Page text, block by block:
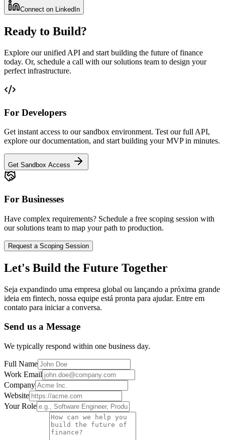
Connect on LinkedIn
Ready to Build?
Explore our unified API and start building the future of finance
today. Or, schedule a call with our solutions team to design your
perfect infrastructure.
For Developers
Get instant access to our sandbox environment. Test our full API,
explore our documentation, and start building your MVP in minutes.
Get Sandbox Access
For Businesses
Have complex requirements? Schedule a free scoping session with
our solutions team to map your path to production.
Request a Scoping Session
Let's Build the Future Together
Seja expandindo uma empresa global ou lançando a próxima grande
ideia em fintech, nossa equipe está pronta para ajudar. Entre em
contato para iniciar a conversa.
Send us a Message
We typically respond within one business day.
Full Name
Work Email
Company
Website
Your Role